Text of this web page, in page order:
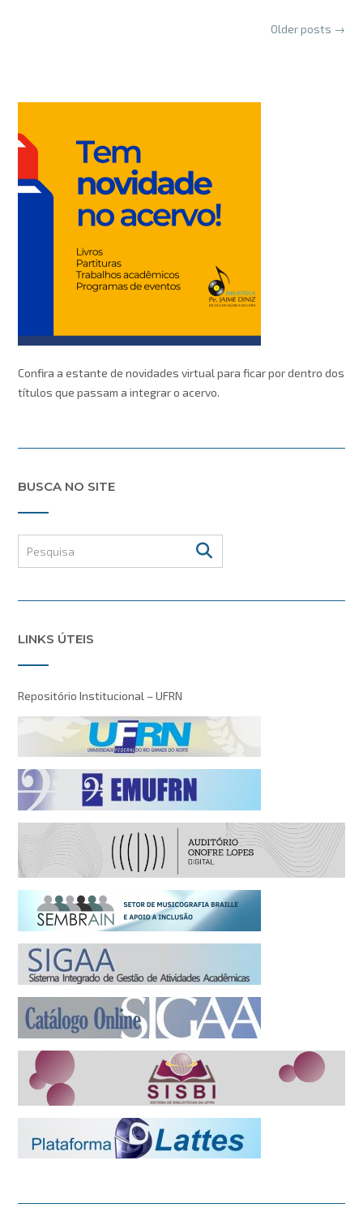
Older posts →
Confira a estante de novidades virtual para ficar por dentro dos
títulos que passam a integrar o acervo.
BUSCA NO SITE
LINKS ÚTEIS
Repositório Institucional – UFRN